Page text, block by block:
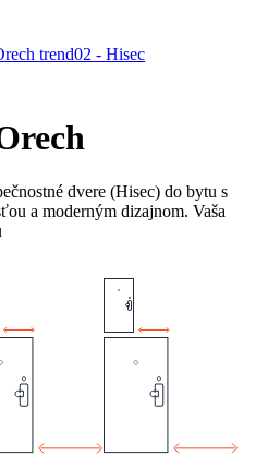
dvere (Hisec) do bytu s
a moderným dizajnom. Vaša